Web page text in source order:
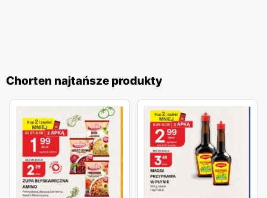
zakupy jeszcze bardziej opłacalnymi. Dzięki szerokiemu
asortymentowi oraz licznym udogodnieniom,Chortenjest
miejscem, które warto odwiedzać regularnie, ciesząc się
wygodą i korzyściami płynącymi z zakupów.
Chorten najtańsze produkty